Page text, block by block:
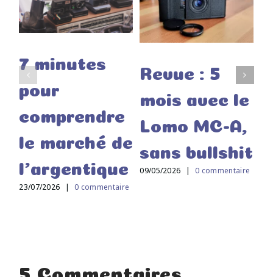
7 minutes
pour
comprendre
le marché de
l’argentique
23/07/2026 | 0 commentaire
Revue : 5
mois avec le
Lomo MC-A,
sans bullshit
09/05/2026 | 0 commentaire
5 Commentaires